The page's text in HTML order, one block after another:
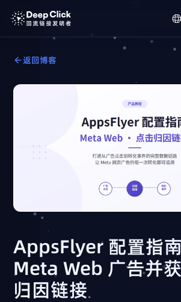
返回博客
AppsFlyer 配置指
Meta Web 广告并
归因链接